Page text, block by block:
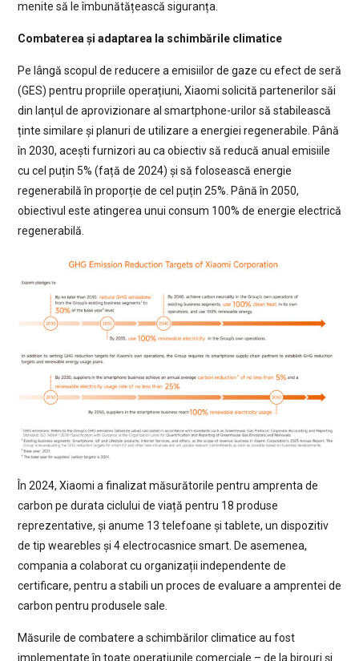
menite să le îmbunătățească siguranța.
Combaterea și adaptarea la schimbările climatice
Pe lângă scopul de reducere a emisiilor de gaze cu efect de seră
(GES) pentru propriile operațiuni, Xiaomi solicită partenerilor săi
din lanțul de aprovizionare al smartphone-urilor să stabilească
ținte similare și planuri de utilizare a energiei regenerabile. Până
în 2030, acești furnizori au ca obiectiv să reducă anual emisiile
cu cel puțin 5% (față de 2024) și să folosească energie
regenerabilă în proporție de cel puțin 25%. Până în 2050,
obiectivul este atingerea unui consum 100% de energie electrică
regenerabilă.
În 2024, Xiaomi a finalizat măsurătorile pentru amprenta de
carbon pe durata ciclului de viață pentru 18 produse
reprezentative, și anume 13 telefoane și tablete, un dispozitiv
de tip wearebles și 4 electrocasnice smart. De asemenea,
compania a colaborat cu organizații independente de
certificare, pentru a stabili un proces de evaluare a amprentei de
carbon pentru produsele sale.
Măsurile de combatere a schimbărilor climatice au fost
implementate în toate operațiunile comerciale – de la birouri și